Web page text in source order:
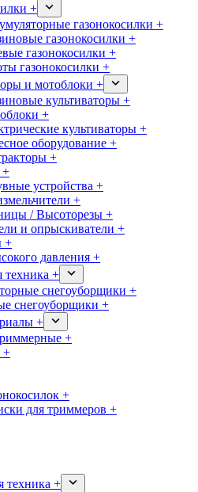
+
газонокосилки +
газонокосилки +
газонокосилки +
газонокосилки +
и мотоблоки +
культиваторы +
+
культиваторы +
оборудование +
+
+
устройства +
+
/ Высоторезы +
и опрыскиватели +
+
давления +
техника +
снегоуборщики +
снегоуборщики +
+
+
+
+
для триммеров +
техника +